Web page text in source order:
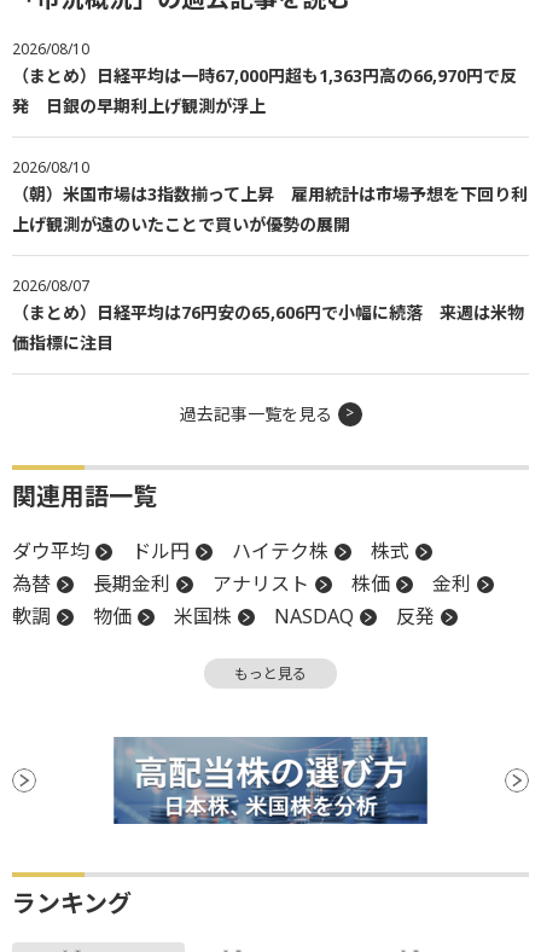
2026/08/10
（まとめ）日経平均は一時67,000円超も1,363円高の66,970円で反
発 日銀の早期利上げ観測が浮上
2026/08/10
（朝）米国市場は3指数揃って上昇 雇用統計は市場予想を下回り利
上げ観測が遠のいたことで買いが優勢の展開
2026/08/07
（まとめ）日経平均は76円安の65,606円で小幅に続落 来週は米物
価指標に注目
過去記事一覧を見る
関連用語一覧
ダウ平均 ドル円 ハイテク株
株式
為替
長期金利 アナリスト 株価
金利
軟調
物価 米国株 NASDAQ
反発
もっと見る
ランキング